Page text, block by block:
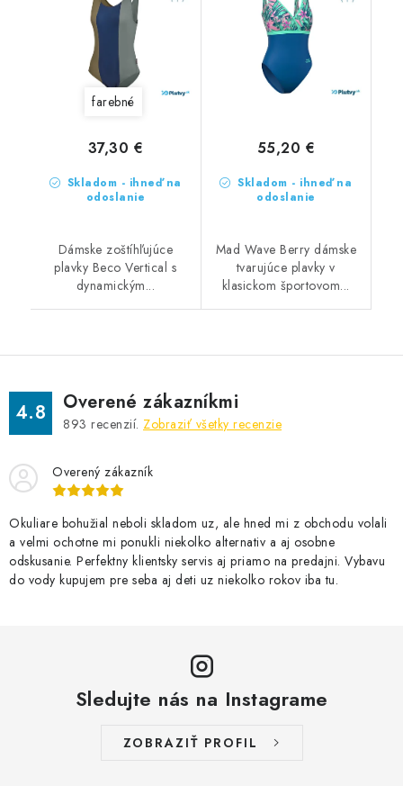
farebné
Skladom - ihneď na
odoslanie
37,30 €
Dámske zoštíhľujúce
plavky Beco Vertical s
dynamickým...
Skladom - ihneď na
odoslanie
55,20 €
Mad Wave Berry dámske
tvarujúce plavky v
klasickom športovom...
4.8 Overené zákazníkmi
893 recenzií. Zobraziť všetky recenzie
Overený zákazník
Okuliare bohužial neboli skladom uz, ale hned mi z obchodu volali
a velmi ochotne mi ponukli niekolko alternativ a aj osobne
odskusanie. Perfektny klientsky servis aj priamo na predajni. Vybavu
do vody kupujem pre seba aj deti uz niekolko rokov iba tu.
Sledujte nás na Instagrame
ZOBRAZIŤ PROFIL